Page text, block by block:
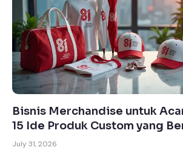
Bisnis Merchandise untuk
15 Ide Produk Custom yang
July 31, 2026